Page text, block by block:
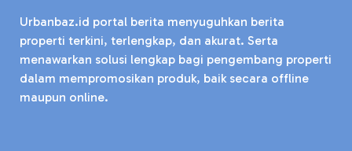
Urbanbaz.id portal berita menyuguhkan berita
properti terkini, terlengkap, dan akurat. Serta
menawarkan solusi lengkap bagi pengembang properti
dalam mempromosikan produk, baik secara offline
maupun online.